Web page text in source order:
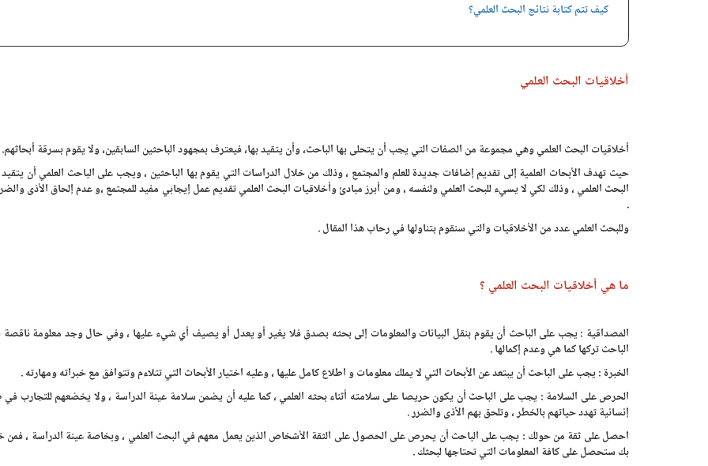
كيف تتم كتابة نتائج البحث العلمي؟
أخلاقيات البحث العلمي
أخلاقيات البحث العلمي وهي مجموعة من الصفات التي يجب أن يتحلى بها الباحث، وأن يتقيد بها، فيعترف بمجهود الباحثين السابقين، ولا يقوم بسرقة أبحاثهم.
حيث تهدف الأبحاث العلمية إلى تقديم إضافات جديدة للعلم والمجتمع ، وذلك من خلال الدراسات التي يقوم بها الباحثين ، ويجب على الباحث العلمي أن يتقيد
البحث العلمي ، وذلك لكي لا يسيء للبحث العلمي ولنفسه ، ومن أبرز مبادئ وأخلاقيات البحث العلمي تقديم عمل إيجابي مفيد للمجتمع ،و عدم إلحاق الأذى
.
وللبحث العلمي عدد من الأخلاقيات والتي سنقوم بتناولها في رحاب هذا المقال .
ما هي أخلاقيات البحث العلمي ؟
المصداقية : يجب على الباحث أن يقوم بنقل البيانات والمعلومات إلى بحثه بصدق فلا يغير أو يعدل أو يصيف أي شيء عليها ، وفي حال وجد معلومة
الباحث تركها كما هي وعدم إكمالها .
الخبرة : يجب على الباحث أن يبتعد عن الأبحاث التي لا يملك معلومات و اطلاع كامل عليها ، وعليه اختيار الأبحاث التي تتلاءم وتتوافق مع خبراته ومهارته .
الحرص على السلامة : يجب على الباحث أن يكون حريصا على سلامته أثناء بحثه العلمي ، كما عليه أن يضمن سلامة عينة الدراسة ، ولا يخضعهم للتجارب
إنسانية تهدد حياتهم بالخطر ، وتلحق بهم الأذى والضرر .
احصل على ثقة من حولك : يجب على الباحث أن يحرص على الحصول على الثقة الأشخاص الذين يعمل معهم في البحث العلمي ، وبخاصة عينة الدراسة ، فمن
بك ستحصل على كافة المعلومات التي تحتاجها لبحثك .